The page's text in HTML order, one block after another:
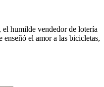
el humilde vendedor de lotería
el amor a las bicicletas,